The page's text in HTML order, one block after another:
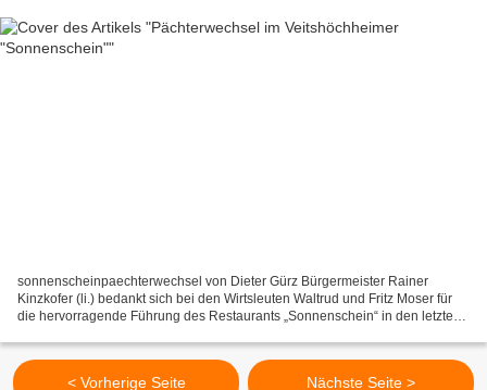
sonnenscheinpaechterwechsel von Dieter Gürz Bürgermeister Rainer
Kinzkofer (li.) bedankt sich bei den Wirtsleuten Waltrud und Fritz Moser für
die hervorragende Führung des Restaurants „Sonnenschein“ in den letzten
< Vorherige Seite Nächste Seite >